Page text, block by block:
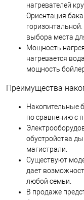
нагревателей
Ориентация
выбора места
Мощность
нагревается
мощность
Преимущества
Накопительные
по сравнению с
обустройства
магистрали.
Существуют
дает
любой семьи.
В продаже